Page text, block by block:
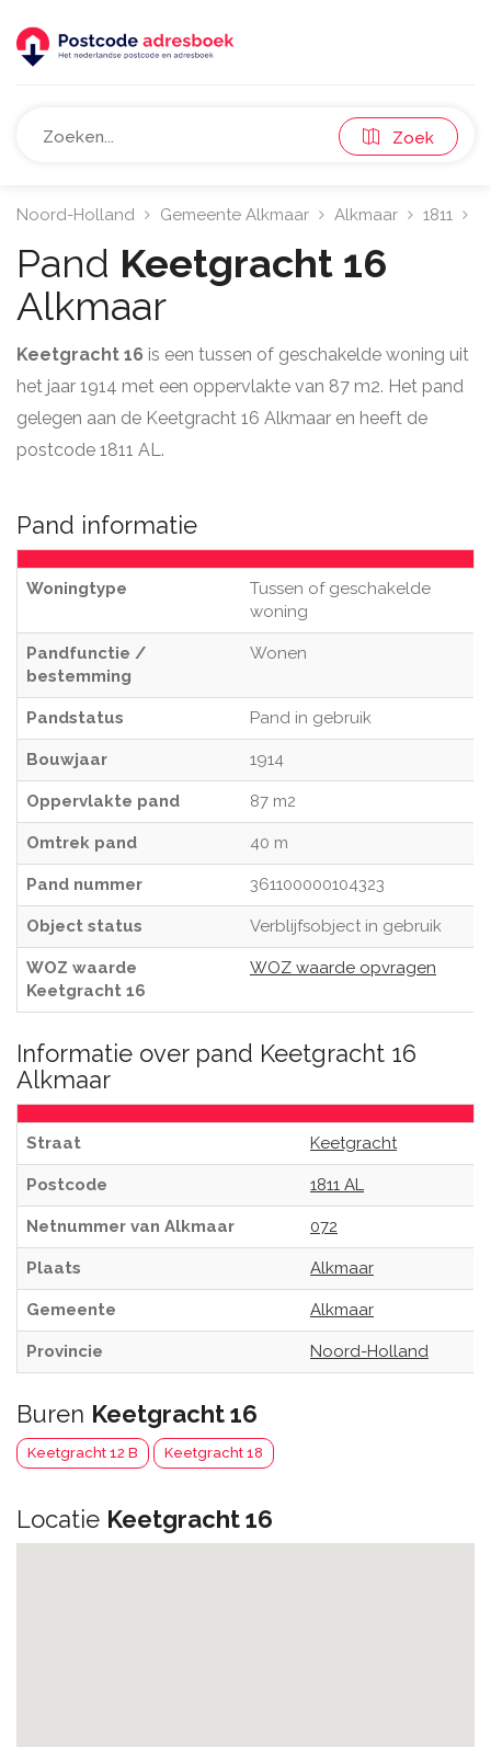
Zoek
Noord-Holland Gemeente Alkmaar Alkmaar 1811
Pand Keetgracht 16
Alkmaar
Keetgracht 16 is een tussen of geschakelde woning uit
het jaar 1914 met een oppervlakte van 87 m2. Het pand
gelegen aan de Keetgracht 16 Alkmaar en heeft de
postcode 1811 AL.
Pand informatie
Woningtype
Tussen of geschakelde
woning
Pandfunctie /
bestemming
Wonen
Pandstatus Pand in gebruik
Bouwjaar 1914
Oppervlakte pand 87 m2
Omtrek pand 40 m
Pand nummer 361100000104323
Object status Verblijfsobject in gebruik
WOZ waarde
Keetgracht 16
WOZ waarde opvragen
Informatie over pand Keetgracht 16
Alkmaar
Straat Keetgracht
Postcode 1811 AL
Netnummer van Alkmaar 072
Plaats Alkmaar
Gemeente Alkmaar
Provincie Noord-Holland
Buren Keetgracht 16
Keetgracht 12 B Keetgracht 18
Locatie Keetgracht 16